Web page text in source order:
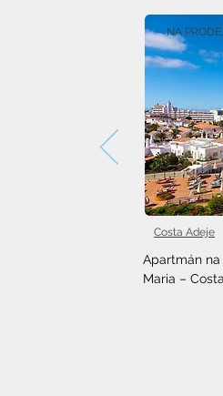
NA
Costa Adeje
Apartmán
Maria –